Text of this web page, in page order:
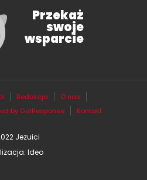
Przekaż
swoje
wsparcie
Jezuici
Ideo
Redakcja
O nas
by GetResponse Kontakt